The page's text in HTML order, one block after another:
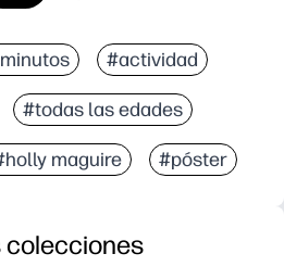
#actividad
#todas las edades
maguire #póster
colecciones